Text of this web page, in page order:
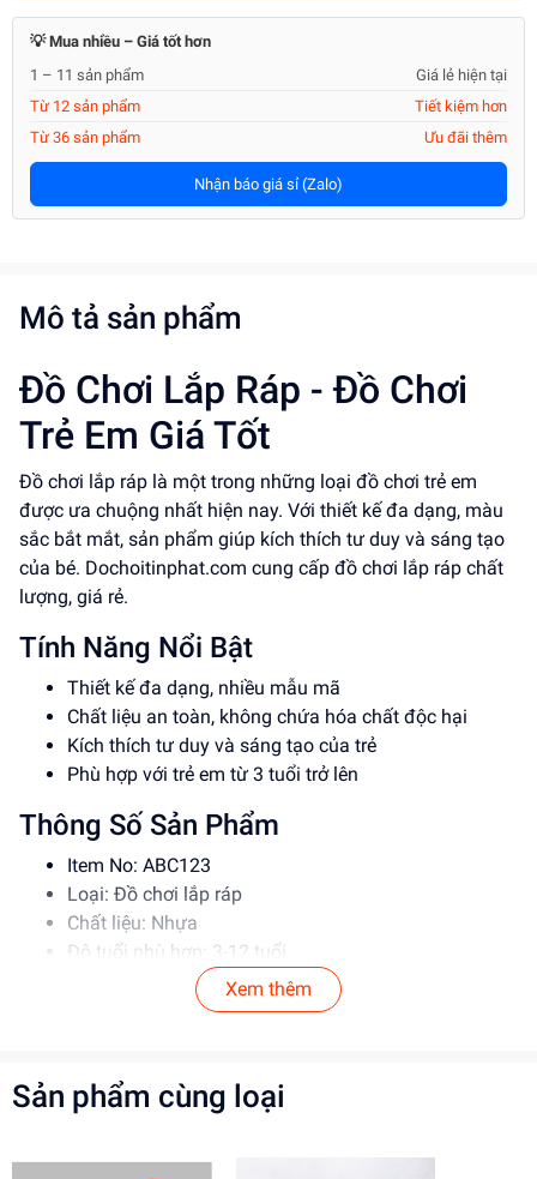
💡 Mua nhiều – Giá tốt hơn
1 – 11 sản phẩm
Giá lẻ hiện tại
Từ 12 sản phẩm
Tiết kiệm hơn
Từ 36 sản phẩm
Ưu đãi thêm
Nhận báo giá sỉ (Zalo)
Mô tả sản phẩm
Đồ Chơi Lắp Ráp - Đồ Chơi
Trẻ Em Giá Tốt
Đồ chơi lắp ráp là một trong những loại đồ chơi trẻ em
được ưa chuộng nhất hiện nay. Với thiết kế đa dạng, màu
sắc bắt mắt, sản phẩm giúp kích thích tư duy và sáng tạo
của bé. Dochoitinphat.com cung cấp đồ chơi lắp ráp chất
lượng, giá rẻ.
Tính Năng Nổi Bật
Thiết kế đa dạng, nhiều mẫu mã
Chất liệu an toàn, không chứa hóa chất độc hại
Kích thích tư duy và sáng tạo của trẻ
Phù hợp với trẻ em từ 3 tuổi trở lên
Thông Số Sản Phẩm
Item No: ABC123
Loại: Đồ chơi lắp ráp
Chất liệu: Nhựa
Độ tuổi phù hợp: 3-12 tuổi
Hướng Dẫn Sử Dụng
Tránh để trẻ nuốt các bộ phận nhỏ
Xem thêm
Sản phẩm cùng loại